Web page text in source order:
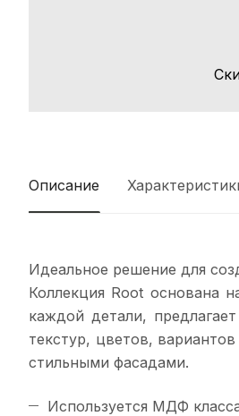
Описание
Идеальное решение для
Коллекция Root основана
каждой детали,
текстур, цветов,
стильными фасадами.
Используется МДФ